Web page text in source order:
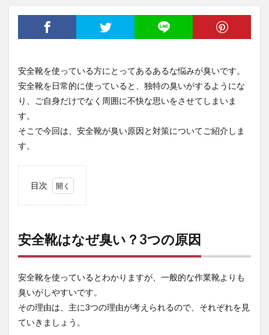
安全靴を使っている方にとってあるあるな悩みが臭いです。
安全靴を日常的に使っていると、独特の臭いがするようにな
り、ご自身だけでなく周囲に不快な思いをさせてしまいま
す。
そこで今回は、安全靴が臭い原因と対策についてご紹介しま
す。
目次
なぜ
臭
い？
の原
1.1
通気
性が
安全靴はなぜ臭い？3つの原因
安全靴を使っているとわかりますが、一般的な作業靴よりも
臭いがしやすいです。
その理由は、主に3つの理由が考えられるので、それぞれを見
ていきましょう。